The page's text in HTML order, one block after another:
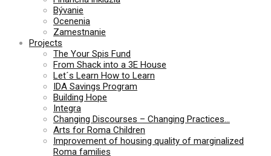
Bývanie
Ocenenia
Zamestnanie
Projects
The Your Spis Fund
From Shack into a 3E House
Let´s Learn How to Learn
IDA Savings Program
Building Hope
Integra
Changing Discourses – Changing Practices…
Arts for Roma Children
Improvement of housing quality of marginalized
Roma families